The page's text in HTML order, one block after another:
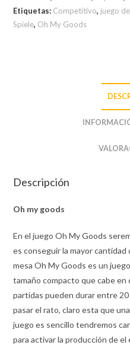
Etiquetas: Competitivo, juego
Spiele, Oh My Goods
Descripción
Oh my goods
En el juego Oh My Goods
es conseguir la mayor
mesa Oh My Goods es un
tamaño compacto que cabe
partidas pueden durar entre
pasar el rato, claro esta que
juego es sencillo tendremos
para activar la producción de